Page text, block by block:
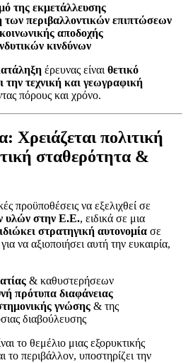
της εκμετάλλευσης
των περιβαλλοντικών επιπτώσεων
αποδοχής
κινδύνων
έρευνας είναι θετικό
την τεχνική και γεωγραφική
πόρους και χρόνο.
Χρειάζεται πολιτική
σταθερότητα &
προϋποθέσεις να εξελιχθεί σε
υλών στην Ε.Ε., ειδικά σε μια
στρατηγική αυτονομία σε
να αξιοποιήσει αυτή την ευκαιρία,
& καθυστερήσεων
πρότυπα διαφάνειας
γνώσης & της
διαβούλευσης
το θεμέλιο μιας εξορυκτικής
το περιβάλλον, υποστηρίζει την